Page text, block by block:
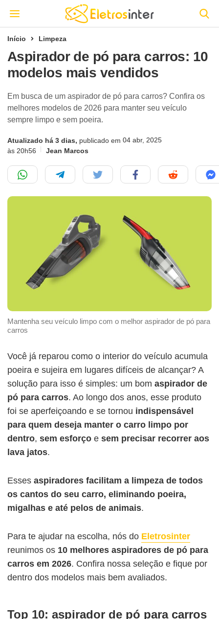
Início Limpeza
Aspirador de pó para carros: 10
modelos mais vendidos
Em busca de um aspirador de pó para carros? Confira os
melhores modelos de 2026 para manter seu veículo
sempre limpo e sem poeira.
Atualizado há 3 dias, publicado em 04 abr, 2025
às 20h56
Jean Marcos
Mantenha seu veículo limpo com o melhor aspirador de pó para
carros
Você já reparou como o interior do veículo acumula
poeira e sujeira em lugares difíceis de alcançar? A
solução para isso é simples: um bom aspirador de
pó para carros. Ao longo dos anos, esse produto
foi se aperfeiçoando e se tornou indispensável
para quem deseja manter o carro limpo por
dentro, sem esforço e sem precisar recorrer aos
lava jatos.
Esses aspiradores facilitam a limpeza de todos
os cantos do seu carro, eliminando poeira,
migalhas e até pelos de animais.
Para te ajudar na escolha, nós do Eletrosinter
reunimos os 10 melhores aspiradores de pó para
carros em 2026. Confira nossa seleção e fique por
dentro dos modelos mais bem avaliados.
Top 10: aspirador de pó para carros